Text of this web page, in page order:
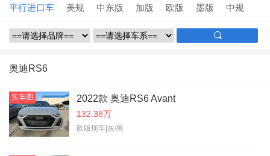
平行进口车 美规 中东版 加版 欧版 墨版 中规

奥迪RS6
实车图 2022款 奥迪RS6 Avant
132.38万
欧版现车|灰/黑